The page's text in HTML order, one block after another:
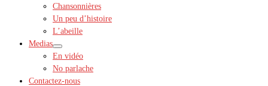
Chansonnières
Un peu d’histoire
L’abeille
Medias
En vidéo
No parlache
Contactez-nous